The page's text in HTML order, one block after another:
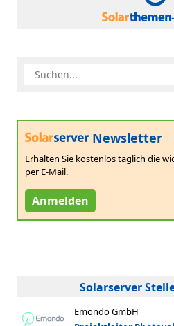
Newsletter
Erhalten Sie kostenlos täglich die
per E-Mail.
Anmelden
Solarserver